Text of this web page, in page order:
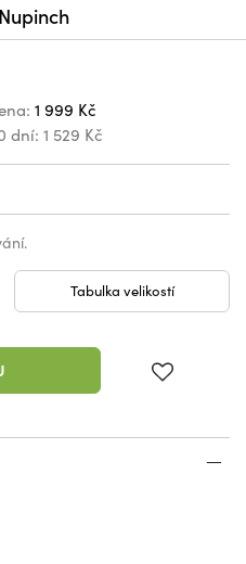
1 999 Kč
dní: 1 529 Kč
Tabulka velikostí